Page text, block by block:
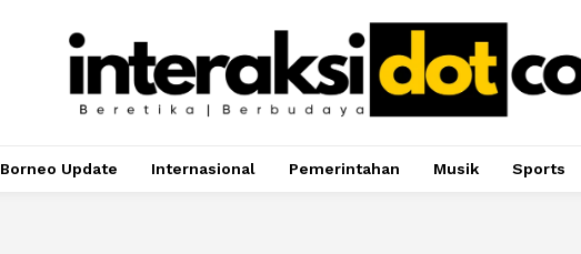
Borneo Update Internasional Pemerintahan Musik Sports